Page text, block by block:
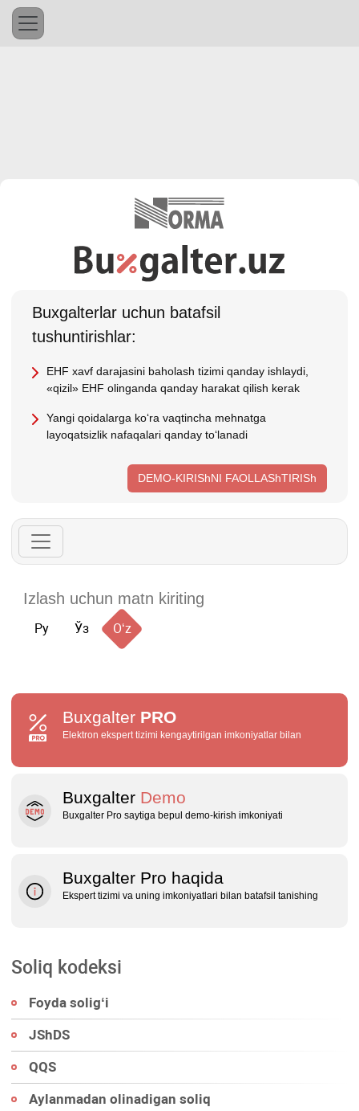
Buхgalterlar uchun batafsil
tushuntirishlar:
EHF хavf darajasini baholash tizimi qanday ishlaydi,
«qizil» EHF olinganda qanday harakat qilish kerak
Yangi qoidalarga koʻra vaqtincha mehnatga
layoqatsizlik nafaqalari qanday toʻlanadi
DEMO-KIRIShNI FAOLLAShTIRISh
Ру Ўз Oʻz
Buxgalter PRO
Elektron ekspert tizimi kengaytirilgan imkoniyatlar bilan
Buxgalter Demo
Buxgalter Pro saytiga bepul demo‑kirish imkoniyati
Buxgalter Pro haqida
Ekspert tizimi va uning imkoniyatlari bilan batafsil tanishing
Soliq kodeksi
Foyda soligʻi
JShDS
QQS
Aylanmadan olinadigan soliq